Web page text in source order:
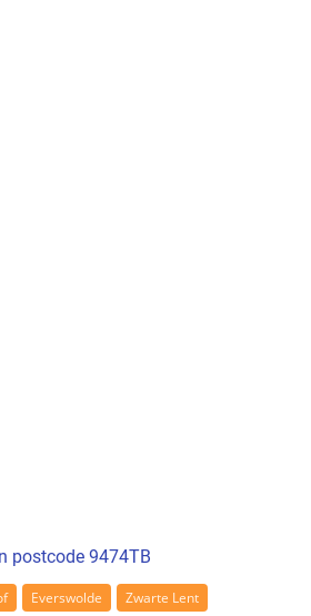
postcode 9474TB
Everswolde Zwarte Lent